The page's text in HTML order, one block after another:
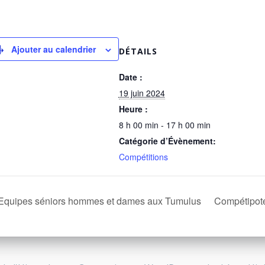
Ajouter au calendrier DÉTAILS
Date :
19 juin 2024
Heure :
8 h 00 min - 17 h 00 min
Catégorie d’Évènement:
Compétitions
séniors hommes et dames aux Tumulus